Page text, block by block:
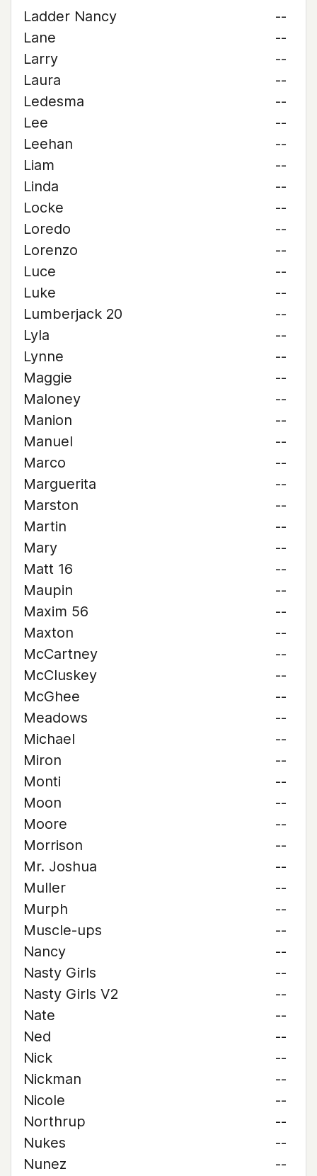
Ladder Nancy
--
Lane
--
Larry
--
Laura
--
Ledesma
--
Lee
--
Leehan
--
Liam
--
Linda
--
Locke
--
Loredo
--
Lorenzo
--
Luce
--
Luke
--
Lumberjack 20
--
Lyla
--
Lynne
--
Maggie
--
Maloney
--
Manion
--
Manuel
--
Marco
--
Marguerita
--
Marston
--
Martin
--
Mary
--
Matt 16
--
Maupin
--
Maxim 56
--
Maxton
--
McCartney
--
McCluskey
--
McGhee
--
Meadows
--
Michael
--
Miron
--
Monti
--
Moon
--
Moore
--
Morrison
--
Mr. Joshua
--
Muller
--
Murph
--
Muscle-ups
--
Nancy
--
Nasty Girls
--
Nasty Girls V2
--
Nate
--
Ned
--
Nick
--
Nickman
--
Nicole
--
Northrup
--
Nukes
--
Nunez
--